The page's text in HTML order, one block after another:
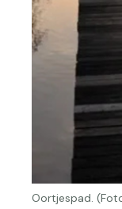
Oortjespad.